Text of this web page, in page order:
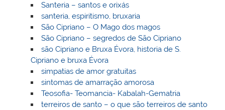
Santeria – santos e orixás
santeria, espiritismo, bruxaria
São Cipriano – O Mago dos magos
São Cipriano – segredos de São Cipriano
são Cipriano e Bruxa Évora, historia de S.
Cipriano e bruxa Évora
simpatias de amor gratuitas
sintomas de amarração amorosa
Teosofia- Teomancia- Kabalah-Gematria
terreiros de santo – o que são terreiros de santo